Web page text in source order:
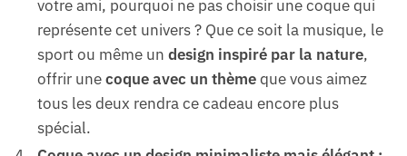
votre ami, pourquoi ne pas choisir une coque qui
représente cet univers ? Que ce soit la musique, le
sport ou même un design inspiré par la nature,
offrir unecoque avec un thèmeque vous aimez
tous les deux rendra ce cadeau encore plus
spécial.